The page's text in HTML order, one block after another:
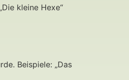
kleine Hexe“
Beispiele: „Das